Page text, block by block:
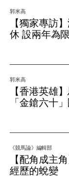
郭米高
【獨家專訪
休 設兩年為限
郭米高
【香港英雄
「金鎗六十
《競馬論》編輯部
【配角成主
經歷的蛻變